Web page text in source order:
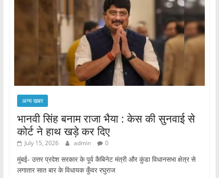
अन्य खबर
भानवी सिंह बनाम राजा भैया : केस की सुनवाई से
कोर्ट ने हाथ खड़े कर दिए
July 15, 2026 admin 0
मुंबई- उत्तर प्रदेश सरकार के पूर्व कैबिनेट मंत्री और कुंडा विधानसभा क्षेत्र से
लगातार सात बार के विधायक कुँवर रघुराज